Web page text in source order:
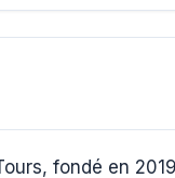
fondé en